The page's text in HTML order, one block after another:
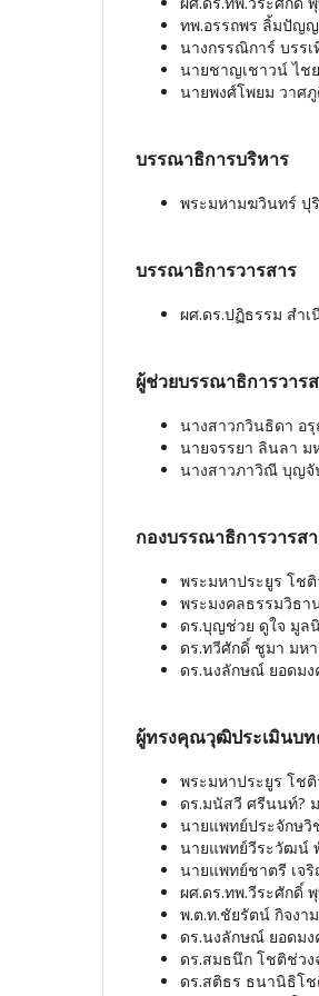
ทพ.อรรถพร ลิ้มปัญ
นางกรรณิการ์ บรร
นายชาญเชาวน์ ไช
นายพงศ์โพยม วาศ
บรรณาธิการบริหาร
พระมหามฆวินทร์ ปุ
บรรณาธิการวารสาร
ผศ.ดร.ปฏิธรรม สำ
ผู้ช่วยบรรณาธิการวาร
นางสาวกวินธิดา อ
นายจรรยา ลินลา
นางสาวภาวิณี บุญจั
กองบรรณาธิการวารส
พระมหาประยูร โช
พระมงคลธรรมวิธา
ดร.บุญช่วย ดูใจ มูล
ดร.ทวีศักดิ์ ชูมา มห
ดร.นงลักษณ์ ยอดม
ผู้ทรงคุณวุฒิประเมินบ
พระมหาประยูร โช
ดร.มนัสวี ศรีนนท์?
นายแพทย์ประจักษ
นายแพทย์วีระวัฒน์
นายแพทย์ชาตรี เจ
ผศ.ดร.ทพ.วีระศักดิ์
พ.ต.ท.ชัยรัตน์ กิจงา
ดร.นงลักษณ์ ยอดม
ดร.สมธนึก โชติช่ว
ดร.สติธร ธนานิธิโ